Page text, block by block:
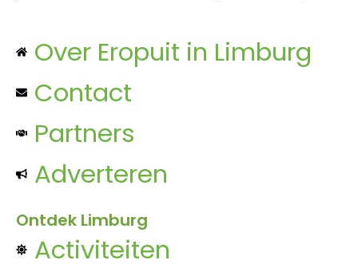
Over Eropuit in Limburg
Contact
Partners
Adverteren
Ontdek Limburg
Activiteiten